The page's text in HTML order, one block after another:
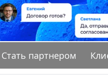
Стать партнером